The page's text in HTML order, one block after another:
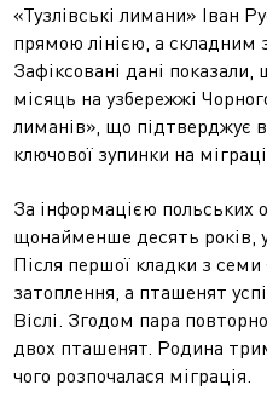
«Тузлівські лимани» Іван
прямою лінією, а складним
Зафіксовані дані
місяць на узбережжі
лиманів», що підтверджує
ключової зупинки на
За інформацією польських
щонайменше десять років, у
Після першої кладки з
затоплення, а пташенят
Віслі. Згодом пара
двох пташенят. Родина
чого розпочалася міграція.